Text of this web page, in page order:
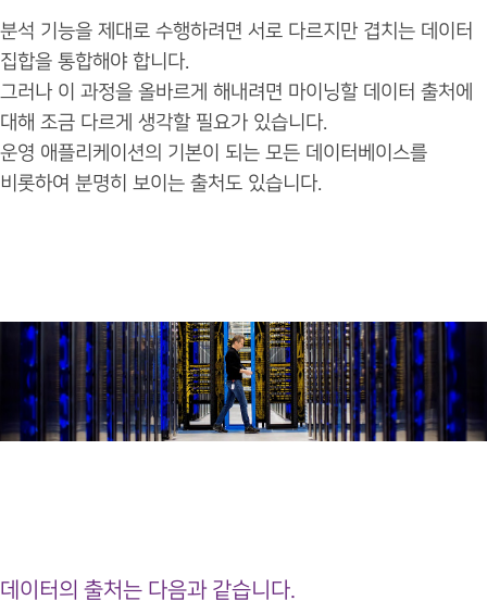
분석 기능을 제대로 수행하려면 서로 다르지만 겹치는 데이터
집합을 통합해야 합니다.
그러나 이 과정을 올바르게 해내려면 마이닝할 데이터 출처에
대해 조금 다르게 생각할 필요가 있습니다.
운영 애플리케이션의 기본이 되는 모든 데이터베이스를
비롯하여 분명히 보이는 출처도 있습니다.
데이터의 출처는 다음과 같습니다.